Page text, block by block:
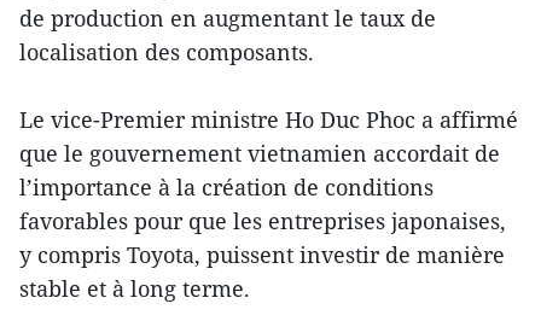
de production en augmentant le taux de
localisation des composants.
Le vice-Premier ministre Ho Duc Phoc a affirmé
que le gouvernement vietnamien accordait de
l’importance à la création de conditions
favorables pour que les entreprises japonaises,
y compris Toyota, puissent investir de manière
stable et à long terme.